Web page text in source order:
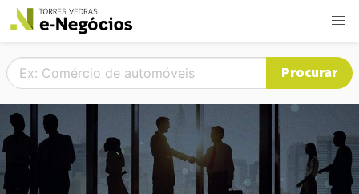
Procurar